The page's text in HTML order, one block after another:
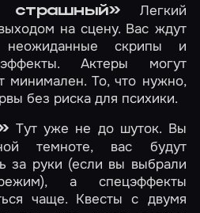
страшный» Легкий
на сцену. Вас ждут
скрипы и
Актеры могут
минимален. То, что нужно,
без риска для психики.
Тут уже не до шуток. Вы
темноте, вас будут
за руки (если вы выбрали
а спецэффекты
чаще. Квесты с двумя